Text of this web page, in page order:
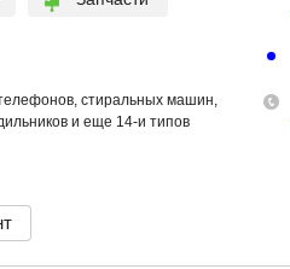
стиральных машин,
и еще 14-и типов